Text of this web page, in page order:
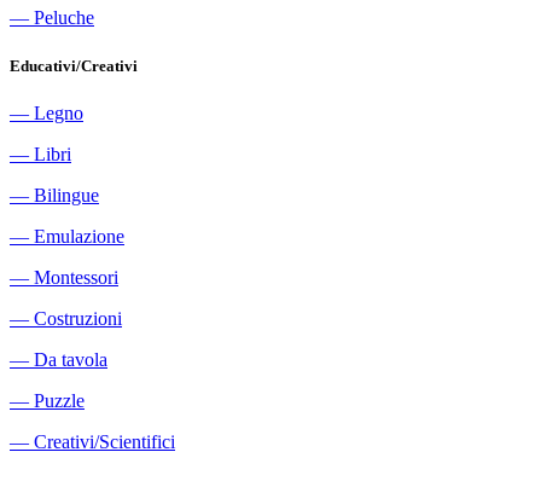
― Peluche
Educativi/Creativi
― Legno
― Libri
― Bilingue
― Emulazione
― Montessori
― Costruzioni
― Da tavola
― Puzzle
― Creativi/Scientifici